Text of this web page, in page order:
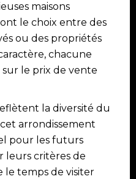
maisons
le choix entre des
ou des propriétés
chacune
le prix de vente
la diversité du
arrondissement
pour les futurs
leurs critères de
temps de visiter